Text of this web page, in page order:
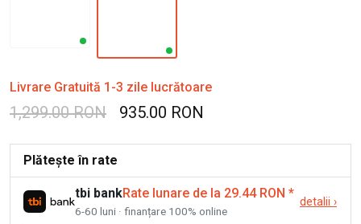
Livrare Gratuită 1-3 zile lucrătoare
1,299.00 RON 935.00 RON
Plătește în rate
tbi bankRate lunare de la 29.44 RON *
6-60 luni · finanțare 100% online
detalii ›